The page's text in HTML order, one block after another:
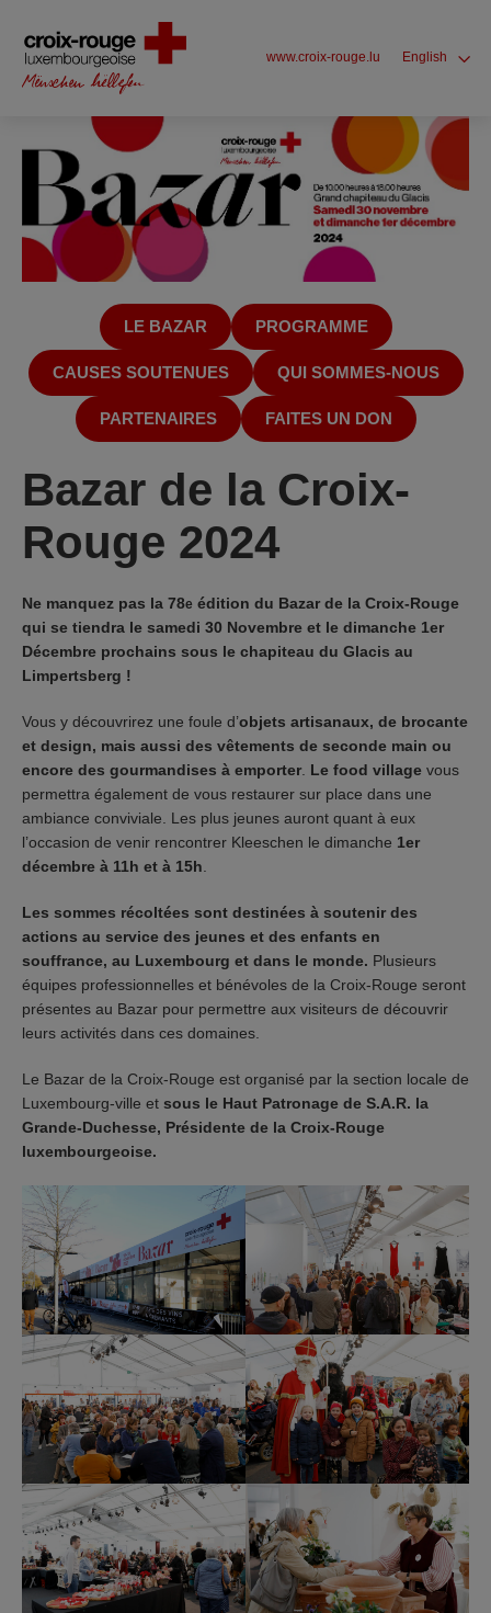
www.croix-rouge.lu English
LE BAZAR PROGRAMME
CAUSES SOUTENUES QUI SOMMES-NOUS
PARTENAIRES FAITES UN DON
Bazar de la Croix-
Rouge 2024
Ne manquez pas la 78e édition du Bazar de la Croix-Rouge
qui se tiendra le samedi 30 Novembre et le dimanche 1er
Décembre prochains sous le chapiteau du Glacis au
Limpertsberg !
Vous y découvrirez une foule d’objets artisanaux, de brocante
et design, mais aussi des vêtements de seconde main ou
encore des gourmandises à emporter Le food village vous
permettra également de vous restaurer sur place dans une
ambiance conviviale. Les plus jeunes auront quant à eux
l’occasion de venir rencontrer Kleeschen le dimanche 1er
décembre à 11h et à 15h
Les sommes récoltées sont destinées à soutenir des
actions au service des jeunes et des enfants en
souffrance, au Luxembourg et dans le monde. Plusieurs
équipes professionnelles et bénévoles de la Croix-Rouge seront
présentes au Bazar pour permettre aux visiteurs de découvrir
leurs activités dans ces domaines.
Le Bazar de la Croix-Rouge est organisé par la section locale de
Luxembourg-ville et sous le Haut Patronage de S.A.R. la
Grande-Duchesse, Présidente de la Croix-Rouge
luxembourgeoise.